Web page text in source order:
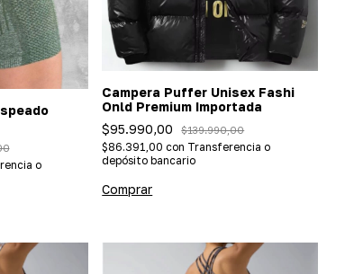
up)
o
Campera Puffer Unisex Fashi
Onld Premium Importada
$95.990,00
$139.990,00
$86.391,00con Transferencia o
depósito bancario
Comprar